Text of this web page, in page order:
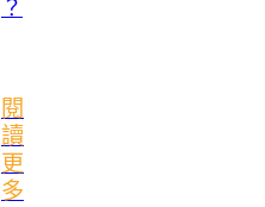
？
閱
讀
更
多